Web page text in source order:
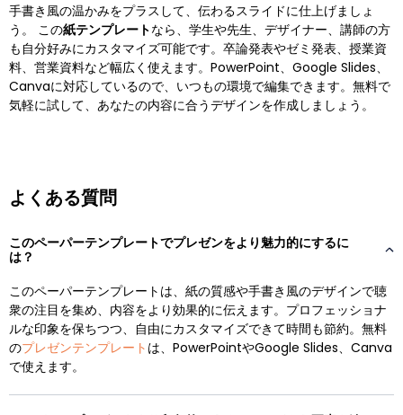
手書き風の温かみをプラスして、伝わるスライドに仕上げましょ
う。 この紙テンプレートなら、学生や先生、デザイナー、講師の方
も自分好みにカスタマイズ可能です。卒論発表やゼミ発表、授業資
料、営業資料など幅広く使えます。PowerPoint、Google Slides、
Canvaに対応しているので、いつもの環境で編集できます。無料で
気軽に試して、あなたの内容に合うデザインを作成しましょう。
よくある質問
このペーパーテンプレートでプレゼンをより魅力的にするに
は？
このペーパーテンプレートは、紙の質感や手書き風のデザインで聴
衆の注目を集め、内容をより効果的に伝えます。プロフェッショナ
ルな印象を保ちつつ、自由にカスタマイズできて時間も節約。無料
のプレゼンテンプレート は、PowerPointやGoogle Slides、Canva
で使えます。